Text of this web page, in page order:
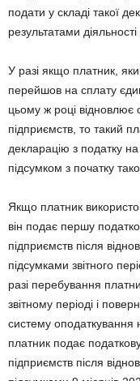
подати у складі такої
результатами
У разі якщо платник,
перейшов на сплату
цьому ж році відновлює
підприємств, то такий
декларацію з податку
підсумком з початку
Якщо платник
він подає першу
підприємств після
підсумками звітного
разі перебування
звітному періоді і
систему оподаткування
платник подає
підприємств після